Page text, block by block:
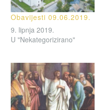
Obavijesti 09.06.2019.
9. lipnja 2019.
U "Nekategorizirano"